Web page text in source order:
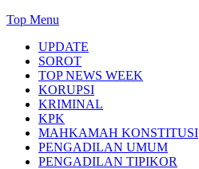
Top Menu
UPDATE
SOROT
TOP NEWS WEEK
KORUPSI
KRIMINAL
KPK
MAHKAMAH KONSTITUSI
PENGADILAN UMUM
PENGADILAN TIPIKOR